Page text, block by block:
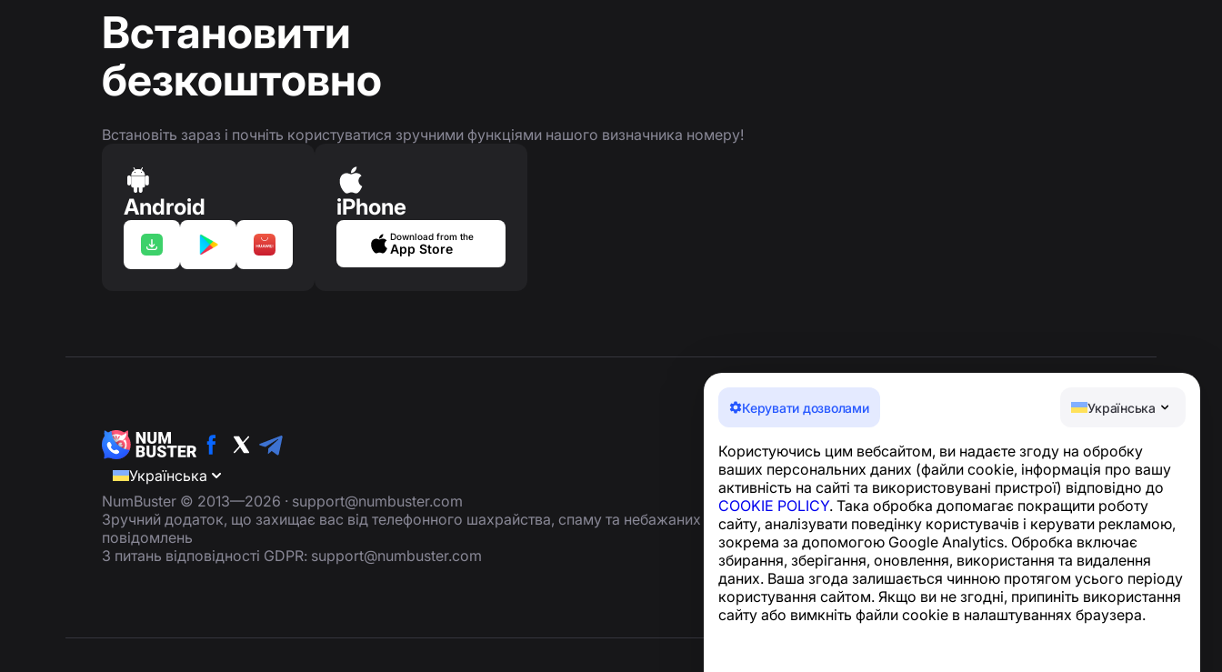
Керувати дозволами Українська
Користуючись цим вебсайтом, ви надаєте згоду на обробку
ваших персональних даних (файли cookie, інформація про вашу
активність на сайті та використовувані пристрої) відповідно до
COOKIE POLICY. Така обробка допомагає покращити роботу
сайту, аналізувати поведінку користувачів і керувати рекламою,
зокрема за допомогою Google Analytics. Обробка включає
збирання, зберігання, оновлення, використання та видалення
даних. Ваша згода залишається чинною протягом усього періоду
користування сайтом. Якщо ви не згодні, припиніть використання
сайту або вимкніть файли cookie в налаштуваннях браузера.
Встановити
безкоштовно
Встановіть зараз і почніть користуватися зручними функціями нашого визначника номеру!
Android iPhone
Download from the
App Store
Українська
NumBuster © 2013—2026 · support@numbuster.com
Зручний додаток, що захищає вас від телефонного шахрайства, спаму та небажаних
повідомлень
З питань відповідності GDPR: support@numbuster.com
Новини та статті
Про проєкт
Контакти